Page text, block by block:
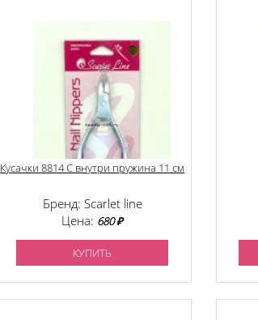
Кусачки 8814 C внутри пружина 11 см
Бренд: Scarlet line
Цена: 680 ₽
КУПИТЬ